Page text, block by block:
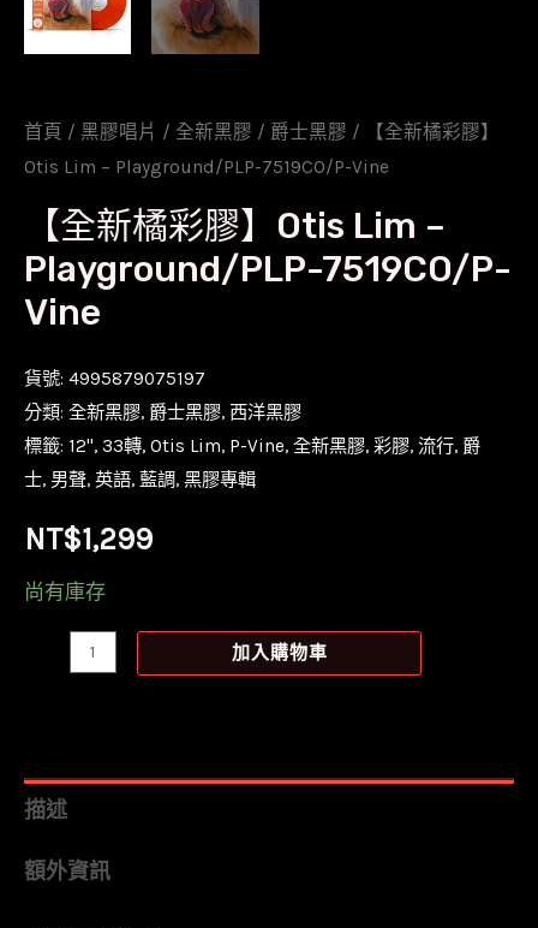
首頁 / 黑膠唱片 / 全新黑膠 / 爵士黑膠 / 【全新橘彩膠】
Otis Lim – Playground/PLP-7519CO/P-Vine
【全新橘彩膠】Otis Lim –
Playground/PLP-7519CO/P-
Vine
貨號: 4995879075197
分類: 全新黑膠, 爵士黑膠, 西洋黑膠
標籤: 12'', 33轉, Otis Lim, P-Vine, 全新黑膠, 彩膠, 流行, 爵
士, 男聲, 英語, 藍調, 黑膠專輯
NT$1,299
尚有庫存
膠】
Lim
加入購物車
描述
額外資訊